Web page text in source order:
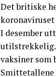
Det britiske
koronaviruset
I desember
utilstrekkelig.
vaksiner som
Smittetallene